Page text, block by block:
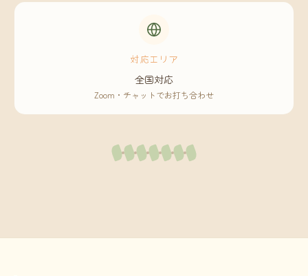
対応エリア
全国対応
Zoom・チャットでお打ち合わせ